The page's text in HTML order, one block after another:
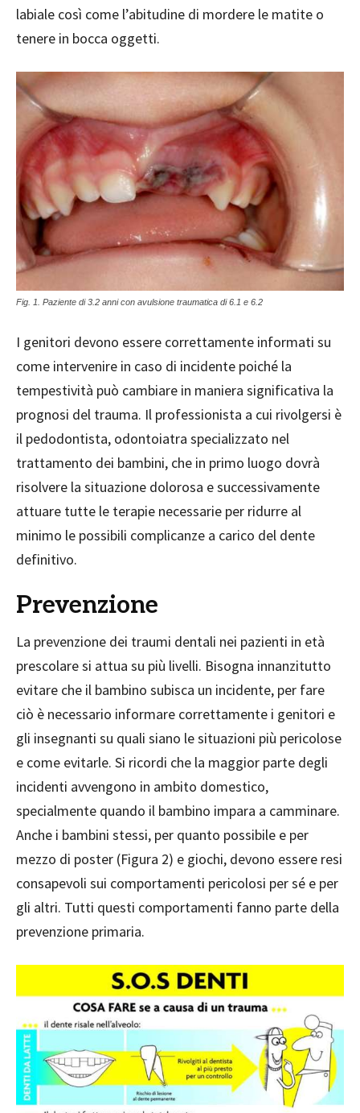
labiale così come l’abitudine di mordere le matite o
tenere in bocca oggetti.
Fig. 1. Paziente di 3.2 anni con avulsione traumatica di 6.1 e 6.2
I genitori devono essere correttamente informati su
come intervenire in caso di incidente poiché la
tempestività può cambiare in maniera significativa la
prognosi del trauma. Il professionista a cui rivolgersi è
il pedodontista, odontoiatra specializzato nel
trattamento dei bambini, che in primo luogo dovrà
risolvere la situazione dolorosa e successivamente
attuare tutte le terapie necessarie per ridurre al
minimo le possibili complicanze a carico del dente
definitivo.
Prevenzione
La prevenzione dei traumi dentali nei pazienti in età
prescolare si attua su più livelli. Bisogna innanzitutto
evitare che il bambino subisca un incidente, per fare
ciò è necessario informare correttamente i genitori e
gli insegnanti su quali siano le situazioni più pericolose
e come evitarle. Si ricordi che la maggior parte degli
incidenti avvengono in ambito domestico,
specialmente quando il bambino impara a camminare.
Anche i bambini stessi, per quanto possibile e per
mezzo di poster (Figura 2) e giochi, devono essere resi
consapevoli sui comportamenti pericolosi per sé e per
gli altri. Tutti questi comportamenti fanno parte della
prevenzione primaria.